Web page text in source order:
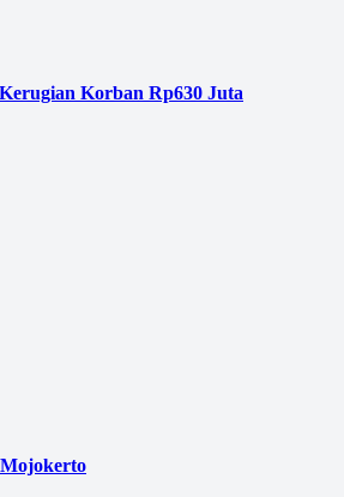
Korban Rp630 Juta